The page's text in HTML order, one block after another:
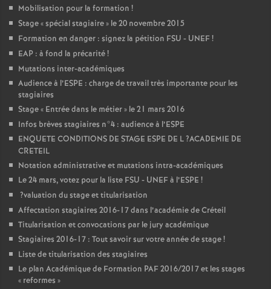
Mobilisation pour la formation !
Stage «spécial stagiaire» le 20 novembre 2015
Formation en danger : signez la pétition FSU - UNEF!
EAP : à fond la précarité!
Mutations inter-académiques
Audience à l’ESPE : charge de travail très importante pour les
stagiaires
Stage « Entrée dans le métier» le 21 mars 2016
Infos brèves stagiaires n°4 : audience à l’ESPE
ENQUETE CONDITIONS DE STAGE ESPE DE L?ACADEMIE DE
CRETEIL
Notation administrative et mutations intra-académiques
Le 24 mars, votez pour la liste FSU - UNEFà l’ESPE !
?valuation du stage et titularisation
Affectation stagiaires 2016-17 dans l’académie de Créteil
Titularisation et convocations par le jury académique
Stagiaires 2016-17 : Tout savoir sur votre année de stage!
Liste de titularisation des stagiaires
Le plan Académique de Formation PAF2016/2017 et les stages
« reformes »